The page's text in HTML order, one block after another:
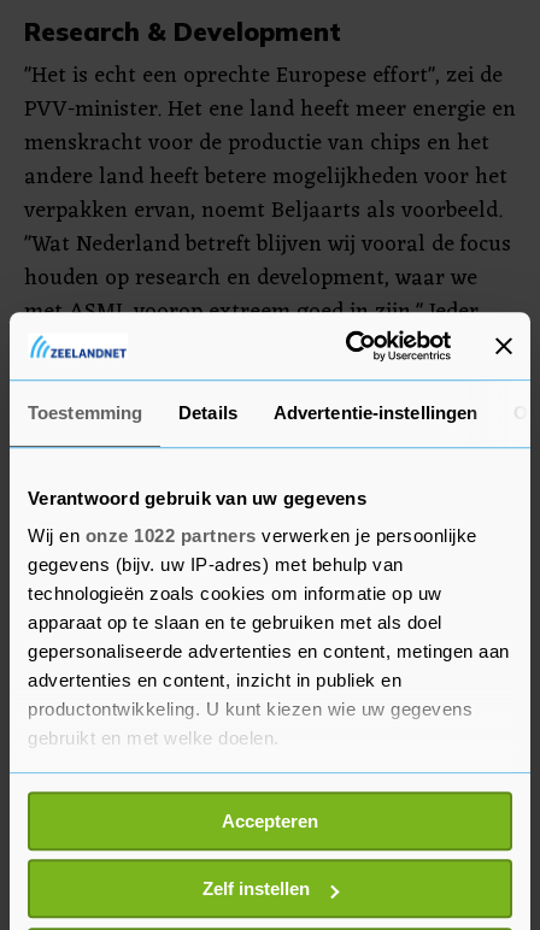
Toestemming Details Advertentie-instellingen
Verantwoord gebruik van uw gegevens
Wij en onze 1022 partners verwerken je persoonlijke
gegevens (bijv. uw IP-adres) met behulp van
technologieën zoals cookies om informatie op uw
apparaat op te slaan en te gebruiken met als doel
gepersonaliseerde advertenties en content, metingen aan
advertenties en content, inzicht in publiek en
productontwikkeling. U kunt kiezen wie uw gegevens
gebruikt en met welke doelen.
Als u het toestaat, willen we ook graag:
Informatie verzamelen over uw geografische
locatie, die tot een paar meter nauwkeurig kan zijn
Uw apparaat identificeren door het actief te
scannen op specifieke eigenschappen (fingerprinting)
Accepteren
Zelf instellen
Research & Development
"Het is echt een oprechte Europese effort", zei de
PVV-minister. Het ene land heeft meer energie en
menskracht voor de productie van chips en het
andere land heeft betere mogelijkheden voor het
verpakken ervan, noemt Beljaarts als voorbeeld.
"Wat Nederland betreft blijven wij vooral de focus
houden op research en development, waar we
met ASML voorop extreem goed in zijn." Ieder
EU-land dat mee wil doen, kan een deel van de
waardeketen voor zijn rekening nemen, vat de
bewindsman samen.
investeren, van daadkracht en gewoon die
fabrieken neerzetten en de vraag creëren, zodat
je ook weet waar je voor gaat produceren."
Naast Beljaarts hebben de ministers van België,
Duitsland, Finland, Frankrijk, Italië, Oostenrijk,
Polen en Spanje woensdag de oprichting van de
Semicon Coalition met de ondertekening ervan
bekrachtigd. Zeker vier andere landen hebben
interesse getoond, zei Beljaarts. Hij vindt het
"nog iets te prematuur" om namen te noemen.